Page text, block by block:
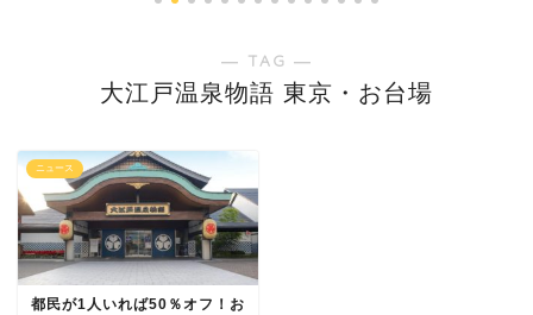
― TAG ―
大江戸温泉物語 東京・お台場
ニュース
都民が1人いれば50％オフ！お